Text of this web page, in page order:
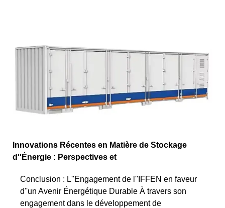
Innovations Récentes en Matière de Stockage
d''Énergie : Perspectives et
Conclusion : L''Engagement de l''IFFEN en faveur
d''un Avenir Énergétique Durable À travers son
engagement dans le développement de